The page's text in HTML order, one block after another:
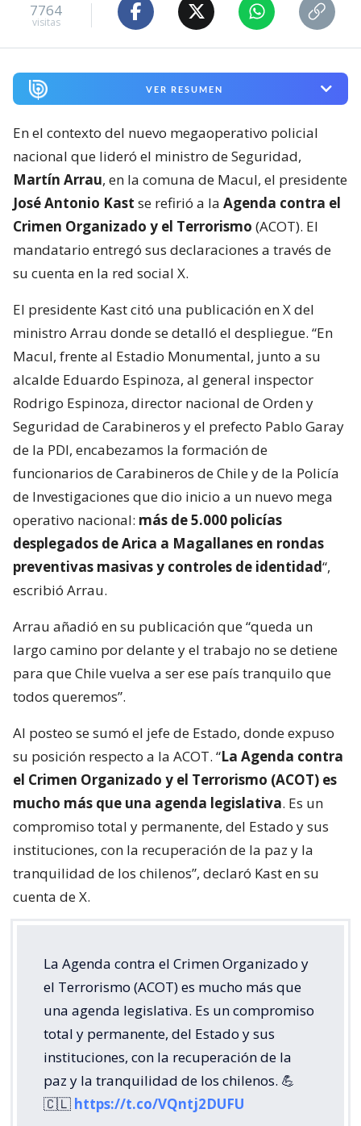
7764
visitas
VER RESUMEN
En el contexto del nuevo megaoperativo policial
nacional que lideró el ministro de Seguridad,
Martín Arrau, en la comuna de Macul, el presidente
José Antonio Kast se refirió a la Agenda contra el
Crimen Organizado y el Terrorismo (ACOT). El
mandatario entregó sus declaraciones a través de
su cuenta en la red social X.
El presidente Kast citó una publicación en X del
ministro Arrau donde se detalló el despliegue. “En
Macul, frente al Estadio Monumental, junto a su
alcalde Eduardo Espinoza, al general inspector
Rodrigo Espinoza, director nacional de Orden y
Seguridad de Carabineros y el prefecto Pablo Garay
de la PDI, encabezamos la formación de
funcionarios de Carabineros de Chile y de la Policía
de Investigaciones que dio inicio a un nuevo mega
operativo nacional: más de 5.000 policías
desplegados de Arica a Magallanes en rondas
preventivas masivas y controles de identidad“,
escribió Arrau.
Arrau añadió en su publicación que “queda un
largo camino por delante y el trabajo no se detiene
para que Chile vuelva a ser ese país tranquilo que
todos queremos”.
Al posteo se sumó el jefe de Estado, donde expuso
su posición respecto a la ACOT. “La Agenda contra
el Crimen Organizado y el Terrorismo (ACOT) es
mucho más que una agenda legislativa. Es un
compromiso total y permanente, del Estado y sus
instituciones, con la recuperación de la paz y la
tranquilidad de los chilenos”, declaró Kast en su
cuenta de X.
La Agenda contra el Crimen Organizado y
el Terrorismo (ACOT) es mucho más que
una agenda legislativa. Es un compromiso
total y permanente, del Estado y sus
instituciones, con la recuperación de la
paz y la tranquilidad de los chilenos. 💪
🇨🇱 https://t.co/VQntj2DUFU